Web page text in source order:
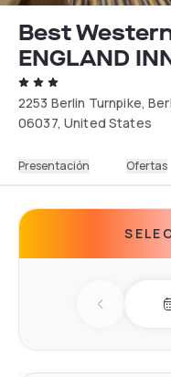
Best
ENGLAND
2253 Berlin Turnpike,
06037, United States
Presentación Ofertas
Previous